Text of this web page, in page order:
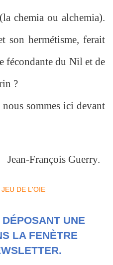
chemia ou alchemia).
son hermétisme, ferait
fécondante du Nil et de
?
sommes ici devant
Guerry.
UNE
LA FENÈTRE